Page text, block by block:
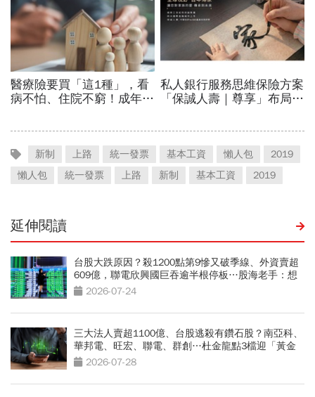
新制 上路 統一發票 基本工資 懶人包
2019
懶人包
統一發票 上路 新制 基本工資 2019
延伸閱讀
台股大跌原因？殺1200點第9慘又破季線、外資賣超
609億，聯電欣興國巨吞逾半根停板…股海老手：想
買這天再說
2026-07-24
三大法人賣超1100億、台股逃殺有鑽石股？南亞科、
華邦電、旺宏、聯電、群創…杜金龍點3檔迎「黃金
坑」買點
2026-07-28